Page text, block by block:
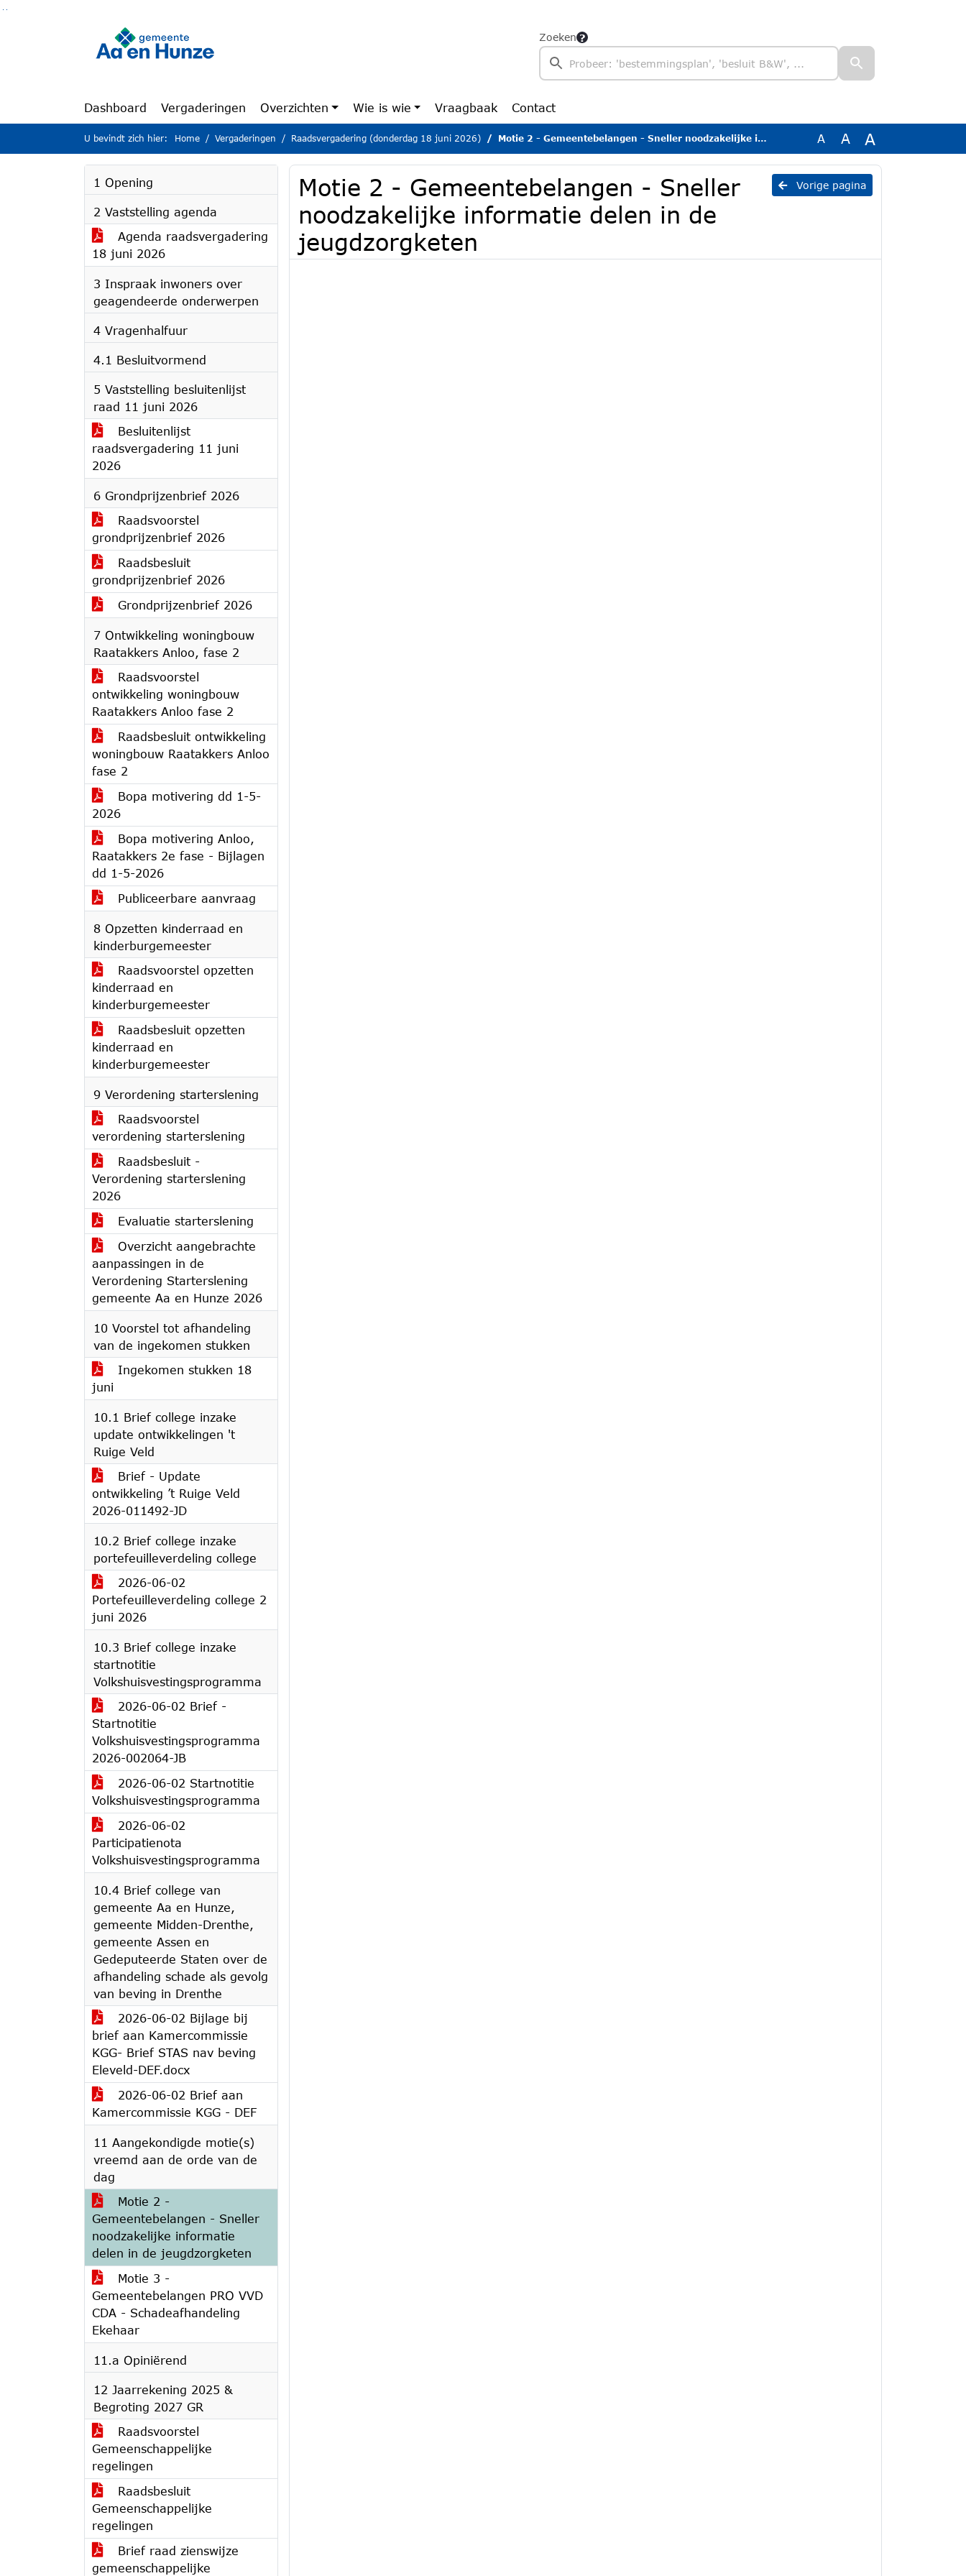
Zoeken
Dashboard Vergaderingen Overzichten Wie is wie Vraagbaak Contact
U bevindt zich hier: Home Vergaderingen Raadsvergadering (donderdag 18 juni 2026) Motie 2 - Gemeentebelangen - Sneller noodzakelijke informatie delen in de jeugdzorgketen A A A
1 Opening
2 Vaststelling agenda
Agenda raadsvergadering
18 juni 2026
3 Inspraak inwoners over
geagendeerde onderwerpen
4 Vragenhalfuur
4.1 Besluitvormend
5 Vaststelling besluitenlijst
raad 11 juni 2026
Besluitenlijst
raadsvergadering 11 juni
2026
6 Grondprijzenbrief 2026
Raadsvoorstel
grondprijzenbrief 2026
Raadsbesluit
grondprijzenbrief 2026
Grondprijzenbrief 2026
7 Ontwikkeling woningbouw
Raatakkers Anloo, fase 2
Raadsvoorstel
ontwikkeling woningbouw
Raatakkers Anloo fase 2
Raadsbesluit ontwikkeling
woningbouw Raatakkers Anloo
fase 2
Bopa motivering dd 1-5-
2026
Bopa motivering Anloo,
Raatakkers 2e fase - Bijlagen
dd 1-5-2026
Publiceerbare aanvraag
8 Opzetten kinderraad en
kinderburgemeester
Raadsvoorstel opzetten
kinderraad en
kinderburgemeester
Raadsbesluit opzetten
kinderraad en
kinderburgemeester
9 Verordening starterslening
Raadsvoorstel
verordening starterslening
Raadsbesluit -
Verordening starterslening
2026
Evaluatie starterslening
Overzicht aangebrachte
aanpassingen in de
Verordening Starterslening
gemeente Aa en Hunze 2026
10 Voorstel tot afhandeling
van de ingekomen stukken
Ingekomen stukken 18
juni
10.1 Brief college inzake
update ontwikkelingen 't
Ruige Veld
Brief - Update
ontwikkeling ’t Ruige Veld
2026-011492-JD
10.2 Brief college inzake
portefeuilleverdeling college
2026-06-02
Portefeuilleverdeling college 2
juni 2026
10.3 Brief college inzake
startnotitie
Volkshuisvestingsprogramma
2026-06-02 Brief -
Startnotitie
Volkshuisvestingsprogramma
2026-002064-JB
2026-06-02 Startnotitie
Volkshuisvestingsprogramma
2026-06-02
Participatienota
Volkshuisvestingsprogramma
10.4 Brief college van
gemeente Aa en Hunze,
gemeente Midden-Drenthe,
gemeente Assen en
Gedeputeerde Staten over de
afhandeling schade als gevolg
van beving in Drenthe
2026-06-02 Bijlage bij
brief aan Kamercommissie
KGG- Brief STAS nav beving
Eleveld-DEF.docx
2026-06-02 Brief aan
Kamercommissie KGG - DEF
11 Aangekondigde motie(s)
vreemd aan de orde van de
dag
Motie 2 -
Gemeentebelangen - Sneller
noodzakelijke informatie
delen in de jeugdzorgketen
Motie 3 -
Gemeentebelangen PRO VVD
CDA - Schadeafhandeling
Ekehaar
11.a Opiniërend
12 Jaarrekening 2025 &
Begroting 2027 GR
Raadsvoorstel
Gemeenschappelijke
regelingen
Raadsbesluit
Gemeenschappelijke
regelingen
Brief raad zienswijze
gemeenschappelijke
Vorige pagina
Motie 2 - Gemeentebelangen - Sneller
noodzakelijke informatie delen in de
jeugdzorgketen